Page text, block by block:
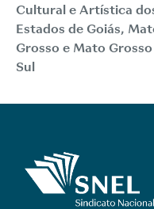
Cultural e Artística
Estados de Goiás,
Grosso e Mato
Sul